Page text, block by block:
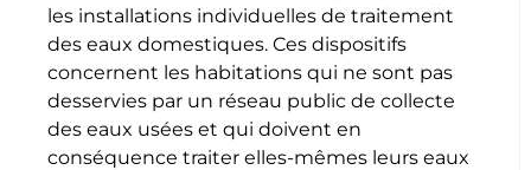
les installations individuelles de traitement
des eaux domestiques. Ces dispositifs
concernent les habitations qui ne sont pas
desservies par un réseau public de collecte
des eaux usées et qui doivent en
conséquence traiter elles-mêmes leurs eaux